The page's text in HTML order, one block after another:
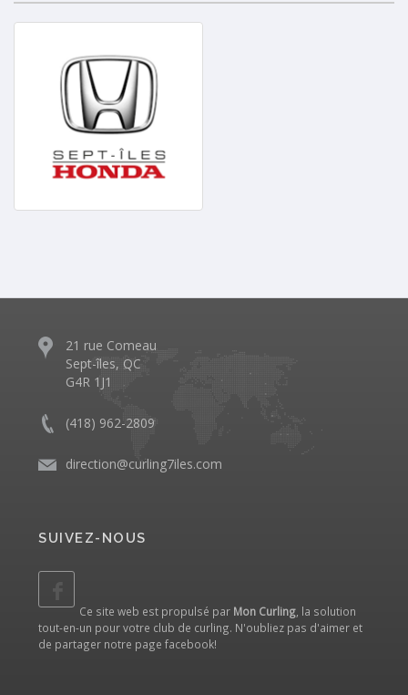
21 rue Comeau
Sept-îles, QC
G4R 1J1
(418) 962-2809
direction@curling7iles.com
SUIVEZ-NOUS
Ce site web est propulsé par Mon Curling, la solution
tout-en-un pour votre club de curling. N'oubliez pas d'aimer et
de partager notre page facebook!